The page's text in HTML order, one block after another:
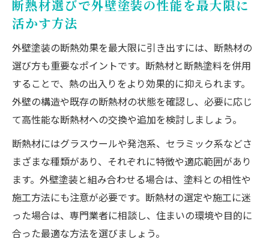
断熱材選びで外壁塗装の性能を最大限に
活かす方法
外壁塗装の断熱効果を最大限に引き出すには、断熱材の
選び方も重要なポイントです。断熱材と断熱塗料を併用
することで、熱の出入りをより効果的に抑えられます。
外壁の構造や既存の断熱材の状態を確認し、必要に応じ
て高性能な断熱材への交換や追加を検討しましょう。
断熱材にはグラスウールや発泡系、セラミック系などさ
まざまな種類があり、それぞれに特徴や適応範囲があり
ます。外壁塗装と組み合わせる場合は、塗料との相性や
施工方法にも注意が必要です。断熱材の選定や施工に迷
った場合は、専門業者に相談し、住まいの環境や目的に
合った最適な方法を選びましょう。